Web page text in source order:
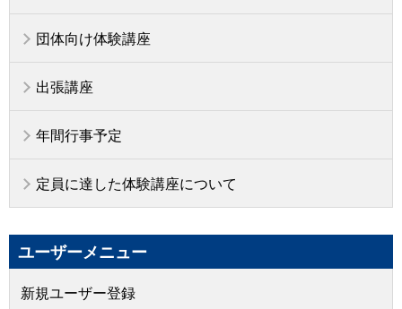
団体向け体験講座
出張講座
年間行事予定
定員に達した体験講座について
ユーザーメニュー
新規ユーザー登録